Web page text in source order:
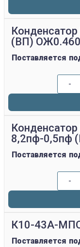
(ВП)
Поставляется
-
8,2пф-0,5пф
Поставляется
-
К10-43А-
Поставляется